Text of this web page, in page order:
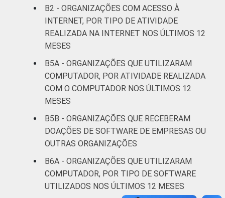
Desenvolvimento
e defesa de
direitos
69
Religião
Saúde e
assistência
72
Outros 62 38
Fonte: CGI.br/NIC.br, Centro Regional de
Estudos para o Desenvolvimento da
Sociedade da Informação (Cetic.br),
Pesquisa sobre o uso das Tecnologias de
B2 - ORGANIZAÇÕES COM ACESSO À
INTERNET, POR TIPO DE ATIVIDADE
REALIZADA NA INTERNET NOS ÚLTIMOS 12
MESES
B5A - ORGANIZAÇÕES QUE UTILIZARAM
COMPUTADOR, POR ATIVIDADE REALIZADA
COM O COMPUTADOR NOS ÚLTIMOS 12
MESES
B5B - ORGANIZAÇÕES QUE RECEBERAM
DOAÇÕES DE SOFTWARE DE EMPRESAS OU
OUTRAS ORGANIZAÇÕES
B6A - ORGANIZAÇÕES QUE UTILIZARAM
COMPUTADOR, POR TIPO DE SOFTWARE
UTILIZADOS NOS ÚLTIMOS 12 MESES